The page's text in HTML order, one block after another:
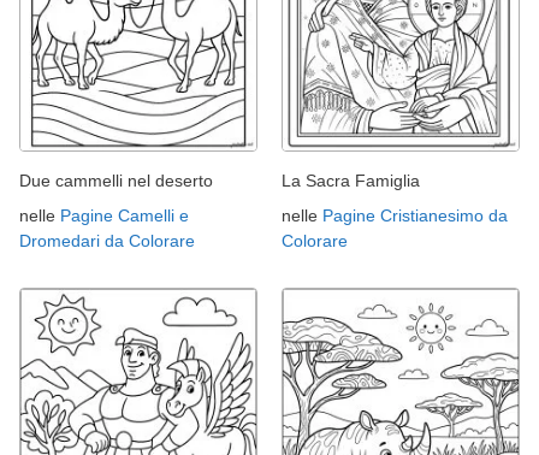
Due cammelli nel deserto
nelle Pagine Camelli e
Dromedari da Colorare
La Sacra Famiglia
nelle Pagine Cristianesimo da
Colorare